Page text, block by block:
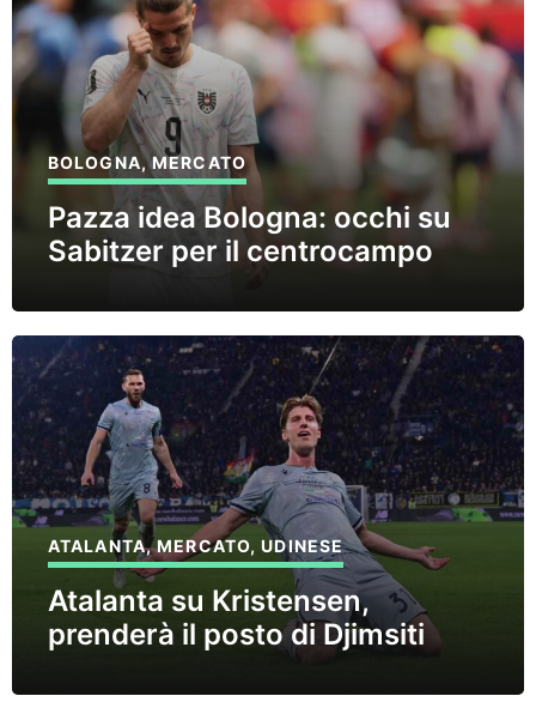
BOLOGNA,MERCATO
Pazza idea Bologna: occhi su
Sabitzer per il centrocampo
ATALANTA,MERCATO,UDINESE
Atalanta su Kristensen,
prenderà il posto di Djimsiti